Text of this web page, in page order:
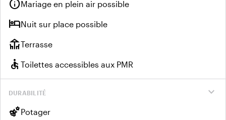
infoMariage en plein air possible
hotelNuit sur place possible
deckTerrasse
accessible Toilettes accessibles aux PMR
expand_more
DURABILITÉ
emoji_naturePotager